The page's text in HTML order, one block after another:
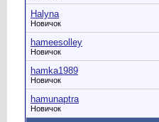
Halyna
Новичок
hameesolley
Новичок
hamka1989
Новичок
hamunaptra
Новичок